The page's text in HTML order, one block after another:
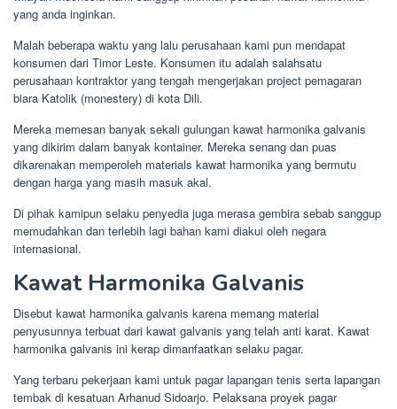
yang anda inginkan.
Malah beberapa waktu yang lalu perusahaan kami pun mendapat
konsumen dari Timor Leste. Konsumen itu adalah salahsatu
perusahaan kontraktor yang tengah mengerjakan project pemagaran
biara Katolik (monestery) di kota Dili.
Mereka memesan banyak sekali gulungan kawat harmonika galvanis
yang dikirim dalam banyak kontainer. Mereka senang dan puas
dikarenakan memperoleh materials kawat harmonika yang bermutu
dengan harga yang masih masuk akal.
Di pihak kamipun selaku penyedia juga merasa gembira sebab sanggup
memudahkan dan terlebih lagi bahan kami diakui oleh negara
internasional.
Kawat Harmonika Galvanis
Disebut kawat harmonika galvanis karena memang material
penyusunnya terbuat dari kawat galvanis yang telah anti karat. Kawat
harmonika galvanis ini kerap dimanfaatkan selaku pagar.
Yang terbaru pekerjaan kami untuk pagar lapangan tenis serta lapangan
tembak di kesatuan Arhanud Sidoarjo. Pelaksana proyek pagar